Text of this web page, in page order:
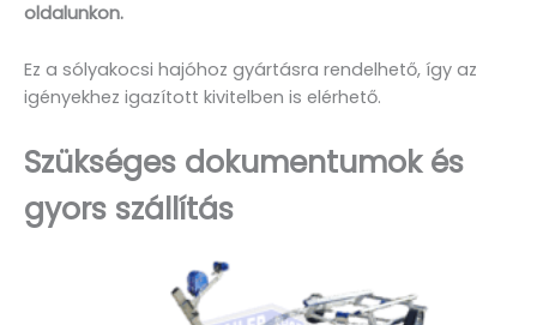
oldalunkon.
Ez a sólyakocsi hajóhoz gyártásra rendelhető, így az
igényekhez igazított kivitelben is elérhető.
Szükséges dokumentumok és
gyors szállítás